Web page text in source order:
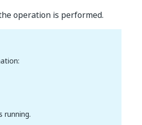
operation is performed.
running.